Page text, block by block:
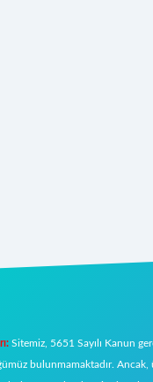
Sitemiz, 5651 Sayılı Kanun
bulunmamaktadır. Ancak,